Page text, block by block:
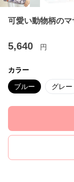
可愛い動物柄の
5,640 円
カラー
ブルー グレー